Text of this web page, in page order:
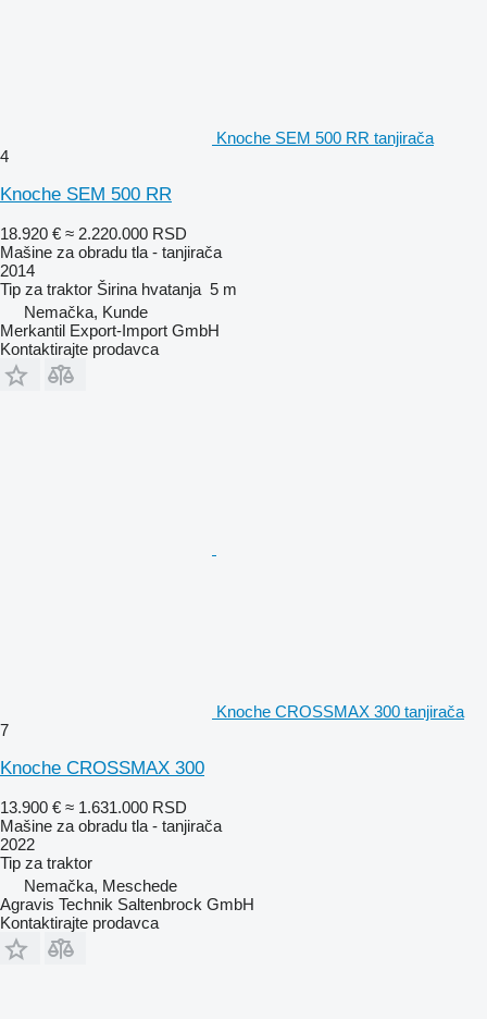
Knoche SEM 500 RR tanjirača
4
Knoche SEM 500 RR
18.920 € ≈ 2.220.000 RSD
Mašine za obradu tla - tanjirača
2014
Tip za traktor Širina hvatanja 5 m
Nemačka, Kunde
Merkantil Export-Import GmbH
Kontaktirajte prodavca
Knoche CROSSMAX 300 tanjirača
7
Knoche CROSSMAX 300
13.900 € ≈ 1.631.000 RSD
Mašine za obradu tla - tanjirača
2022
Tip za traktor
Nemačka, Meschede
Agravis Technik Saltenbrock GmbH
Kontaktirajte prodavca